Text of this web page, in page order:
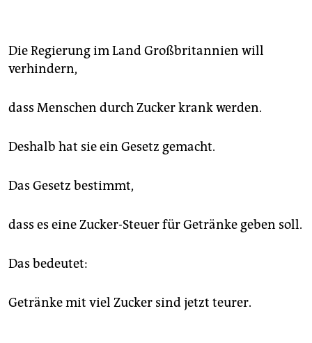
Die Regierung im Land Großbritannien will
verhindern,
dass Menschen durch Zucker krank werden.
Deshalb hat sie ein Gesetz gemacht.
Das Gesetz bestimmt,
dass es eine Zucker-Steuer für Getränke geben soll.
Das bedeutet:
Getränke mit viel Zucker sind jetzt teurer.